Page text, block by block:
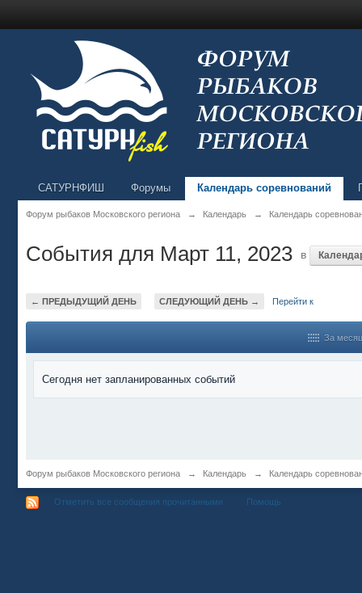
САТУРНФИШ Форумы Календарь соревнований
Форум рыбаков Московского региона → Календарь → Календарь
События для Март 11, 2023 в
← ПРЕДЫДУЩИЙ ДЕНЬ СЛЕДУЮЩИЙ ДЕНЬ → Перейти к
За месяц
Сегодня нет запланированных событий
Форум рыбаков Московского региона → Календарь → Календарь
Отметить все сообщения прочитанными Помощь